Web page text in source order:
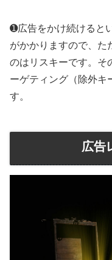
➊広告をかけ続けると
がかかりますので、た
のはリスキーです。そ
ーゲティング（除外キ
す。
広告